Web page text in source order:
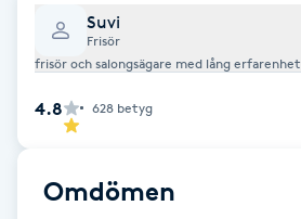
Fotmassage
Fotvård
Suvi
Frisör
frisör och salongsägare med lång erfarenhet
4.8 628 betyg
Omdömen